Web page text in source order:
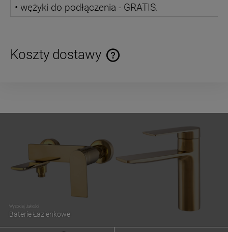
• wężyki do podłączenia - GRATIS.
Koszty dostawy
Cena nie zawiera ewentualnych kosztów płatności
Wysokiej Jakości
Baterie Łazienkowe